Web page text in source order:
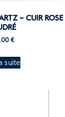
– CUIR ROSE
€
suite